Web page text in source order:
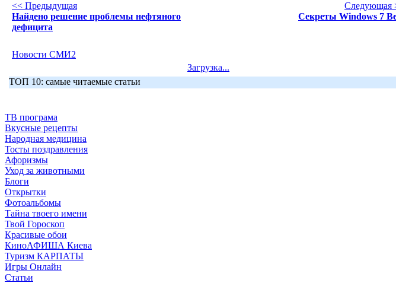
<< Предыдущая
Найдено решение проблемы нефтяного
дефицита
Следующая
Секреты Windows 7
Новости СМИ2
Загрузка...
ТОП 10: самые читаемые статьи
ТВ програма
Вкусные рецепты
Народная медицина
Тосты поздравления
Афоризмы
Уход за животными
Блоги
Открытки
Фотоальбомы
Тайна твоего имени
Твой Гороскоп
Красивые обои
КиноАФИША Киева
Туризм КАРПАТЫ
Игры Онлайн
Статьи